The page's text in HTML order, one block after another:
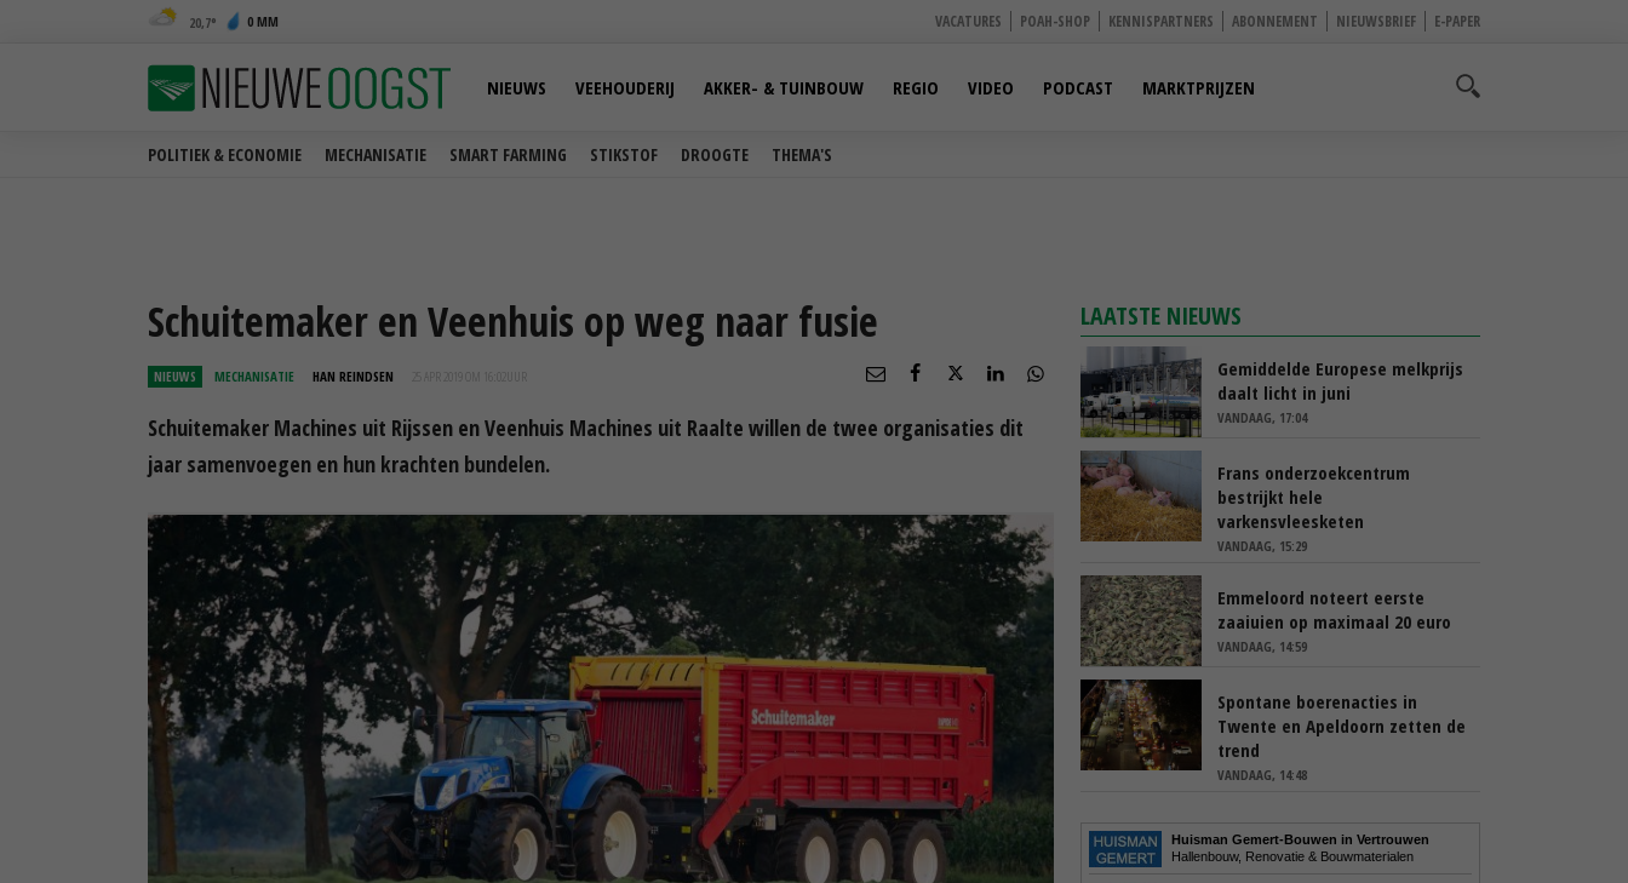
20,7 0 MM VACATURES POAH-SHOP KENNISPARTNERS ABONNEMENT NIEUWSBRIEF E-PAPER
POLITIEK & ECONOMIE MECHANISATIE SMART FARMING STIKSTOF DROOGTE THEMA'S
NIEUWS VEEHOUDERIJ AKKER- & TUINBOUW REGIO VIDEO PODCAST MARKTPRIJZEN
Schuitemaker en Veenhuis op weg naar fusie
NIEUWS MECHANISATIE HAN REINDSEN 25 APR 2019 OM 16:02
Schuitemaker Machines uit Rijssen en Veenhuis Machines uit Raalte willen de twee organisaties dit
jaar samenvoegen en hun krachten bundelen.
LAATSTE NIEUWS
Gemiddelde Europese melkprijs
daalt licht in juni
VANDAAG, 17:04
Frans onderzoekcentrum
bestrijkt hele
varkensvleesketen
VANDAAG, 15:29
Emmeloord noteert eerste
zaaiuien op maximaal 20 euro
VANDAAG, 14:59
Spontane boerenacties in
Twente en Apeldoorn zetten de
trend
VANDAAG, 14:48
Huisman Gemert-Bouwen in Vertrouwen
Hallenbouw, Renovatie & Bouwmaterialen